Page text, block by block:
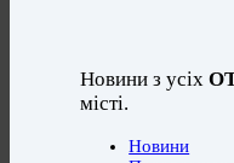
Новини з усіх
місті.
Новини